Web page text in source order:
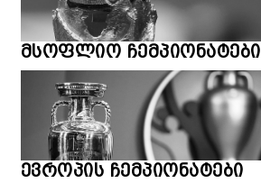
მსოფლიო ჩემპიონატები
ევროპის ჩემპიონატები